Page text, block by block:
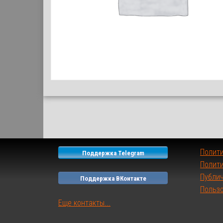
Поддержка Telegram
Поддержка ВКонтакте
Еще контакты...